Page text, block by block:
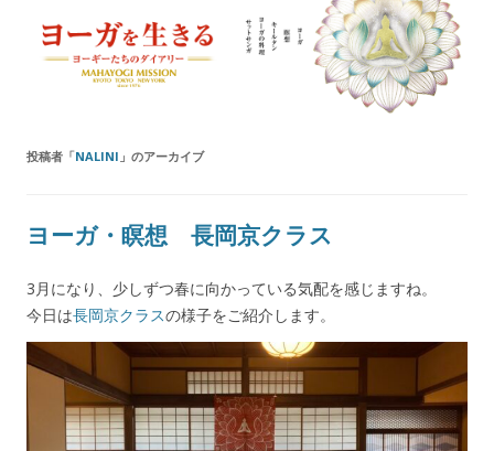
ヨーガを生きる — MAHAYOGI
MISSION ブログ
投稿者「NALINI 」のアーカイブ
ヨーガ・瞑想 長岡京クラス
3月になり、少しずつ春に向かっている気配を感じますね。
今日は長岡京クラスの様子をご紹介します。